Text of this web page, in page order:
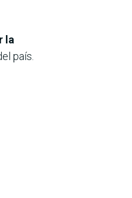
la
país.